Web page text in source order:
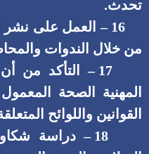
تحدث.
16 – العمل على نشر
من خلال الندوات
17 – التأكد من
المهنية الصحة
القوانين واللوائح
18 – دراسة